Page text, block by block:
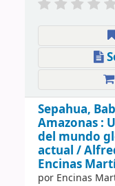
Sepahua,
Amazonas :
del mundo
actual /
Encinas
por Encinas